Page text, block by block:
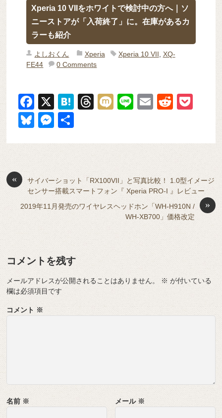
Xperia 10 VIIをホワイトで検討中の方へ｜ソ
ニーストアが「入荷終了」に。在庫があるカ
ラーも紹介
よしおくん Xperia Xperia 10 VII XQ-
FE44
0 Comments
F
a
c
e
o
o
k
X
H
n
T
a
s
M
Li
E
R
di et
Bl
sk
y
M
n
g
er
«
サイバーショット「RX100VII」と写真比較！ 1.0型イメージ
センサー搭載スマートフォン『 Xperia PRO-I 』レビュー
»
2019年11月発売のワイヤレスヘッドホン「WH-H910N /
WH-XB700」価格改定
コメントを残す
メールアドレスが公開されることはありません。 ※ が付いている
欄は必須項目です
コメント ※
名前 ※ メール ※